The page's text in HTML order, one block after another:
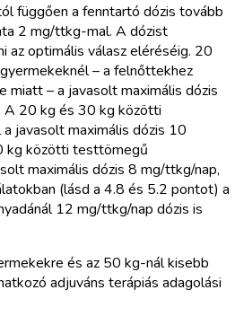
függően a fenntartó dózis tovább
2 mg/ttkg-mal. A dózist
az optimális válasz eléréséig. 20
– a felnőttekhez
miatt – a javasolt maximális dózis
20 kg és 30 kg közötti
javasolt maximális dózis 10
kg közötti testtömegű
maximális dózis 8 mg/ttkg/nap,
(lásd a 4.8 és 5.2 pontot) a
12 mg/ttkg/nap dózis is
és az 50 kg-nál kisebb
adjuváns terápiás adagolási